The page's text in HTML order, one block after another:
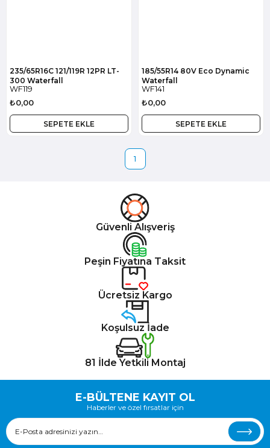
235/65R16C 121/119R 12PR LT-
300 Waterfall
WF119
₺0,00
SEPETE EKLE
185/55R14 80V Eco Dynamic
Waterfall
WF141
₺0,00
SEPETE EKLE
1
Güvenli Alışveriş
Peşin Fiyatına Taksit
Ücretsiz Kargo
Koşulsuz İade
81 İlde Yetkili Montaj
E-BÜLTENE KAYIT OL
Haberler ve özel fırsatlar için